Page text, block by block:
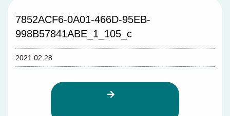
7852ACF6-0A01-466D-95EB-
998B57841ABE_1_105_c
2021.02.28